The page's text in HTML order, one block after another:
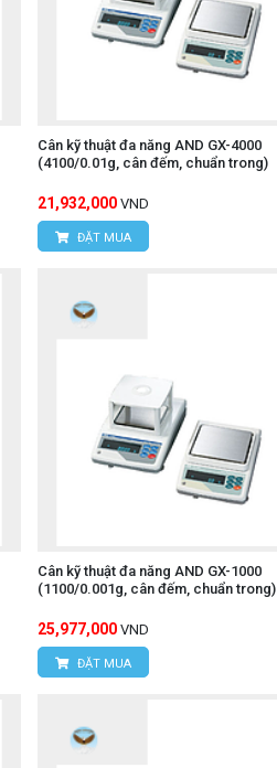
Cân kỹ thuật đa năng AND GX-4000
(4100/0.01g, cân đếm, chuẩn trong)
21,932,000 VND
ĐẶT MUA
Cân kỹ thuật đa năng AND GX-1000
(1100/0.001g, cân đếm, chuẩn trong)
25,977,000 VND
ĐẶT MUA